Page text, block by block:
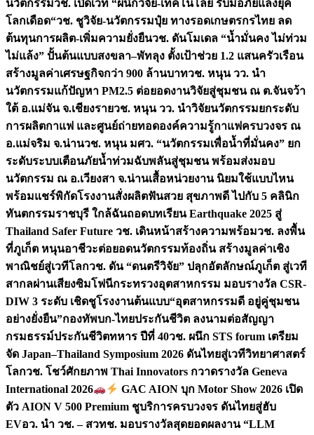
นวัตกรรมวช. เปิดเวที “ผนึกวิจัย-เทคโนโลยี รับมือภัยแล้งยุค
โลกเดือด“วช. ชูวิจัย-นวัตกรรมปุ๋ย ทางรอดเกษตรกรไทย ลด
ต้นทุนการผลิต-เพิ่มความยั่งยืนวช. ดันโมเดล “น้ำมั่นคง ไม่ท่วม
ไม่แล้ง” ปั้นต้นแบบสงขลา–พัทลุง ตั้งเป้าช่วย 1.2 แสนครัวเรือน
สร้างมูลค่าเศรษฐกิจกว่า 900 ล้านบาทวช. หนุน วว. นำ
นวัตกรรมแก้ปัญหา PM2.5 ต่อยอดงานวิจัยสู่ชุมชน ณ ต.จันจว้า
ใต้ อ.แม่จัน จ.เชียงรายวช. หนุน วว. นำวิจัยนวัตกรรมยกระดับ
การผลิตกาแฟ และศูนย์ถ่ายทอดองค์ความรู้กาแฟครบวงจร ณ
อ.แม่จริม จ.น่านวช. หนุน มศว. “นวัตกรรมเพื่อน้ำที่มั่นคง” ยก
ระดับระบบเตือนภัยน้ำท่วมฉับพลันสู่ชุมชน พร้อมส่งมอบ
นวัตกรรม ณ อ.เวียงสา จ.น่านเสื้อหน่วยงาน นิยมใช้แบบไหน
พร้อมแชร์พิกัดโรงงานสั่งผลิตฟันสวย สุขภาพดี ไปกับ 5 คลินิก
ทันตกรรมราชบุรี ใกล้ฉันถอดบทเรียน Earthquake 2025 สู่
Thailand Safer Future วช. เดินหน้าสร้างความพร้อมวช. ลงพื้น
ที่ภูเก็ต หนุนอาชีวะต่อยอดนวัตกรรมท้องถิ่น สร้างมูลค่าเชิง
พาณิชย์สู่เวทีโลกวช. ดัน “ดนตรีวิจัย” ปลุกอัตลักษณ์ภูเก็ต สู่เวที
สากลผ่านเสียงซิมโฟนีกระทรวงอุตสาหกรรม มอบรางวัล CSR-
DIW 3 ระดับ เชิดชูโรงงานต้นแบบ“อุตสาหกรรมดี อยู่คู่ชุมชน
อย่างยั่งยืน”กองทัพบก-ไทยประกันชีวิต ลงนามต่อสัญญา
กรมธรรม์ประกันชีวิตทหาร ปีที่ 40วช. ผนึก STS forum เตรียม
จัด Japan–Thailand Symposium 2026 ดันไทยสู่เวทีวิทยาศาสตร์
โลกวช. โชว์ศักยภาพ Thai Innovators กวาดรางวัล Geneva
International 2026
GAC AION บุก Motor Show 2026 เปิด
ตัว AION V 500 Premium ชูบริการครบวงจร ดันไทยสู่ฮับ
EVอว. นำ วช. – สวทช. มอบรางวัลสุดยอดผลงาน “LLM